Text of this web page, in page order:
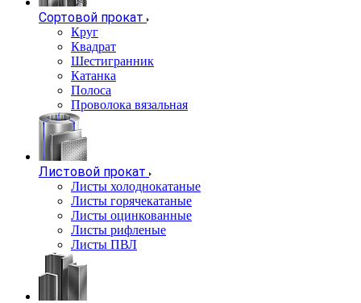
Сортовой прокат
Круг
Квадрат
Шестигранник
Катанка
Полоса
Проволока вязальная
Листовой прокат
Листы холоднокатаные
Листы горячекатаные
Листы оцинкованные
Листы рифленые
Листы ПВЛ